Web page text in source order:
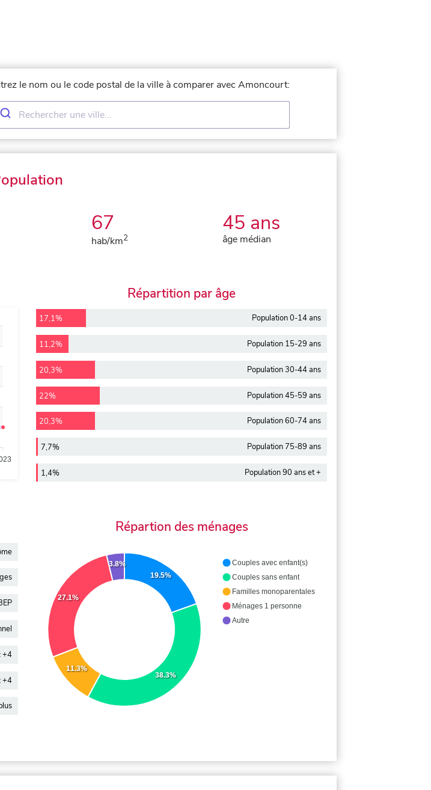
le nom ou le code postal de la ville à comparer avec Amoncourt:
67
hab/km2
45 ans
âge médian
Répartition par âge
17,1% Population 0-14 ans
11,2% Population 15-29 ans
20,3% Population 30-44 ans
22% Population 45-59 ans
20,3% Population 60-74 ans
7,7% Population 75-89 ans
1,4% Population 90 ans et +
+4
+4
Répartion des ménages
19.5%
38.3%
11.3%
27.1%
3.8%
Couples avec enfant(s)
Couples sans enfant
Familles monoparentales
Ménages 1 personne
Autre